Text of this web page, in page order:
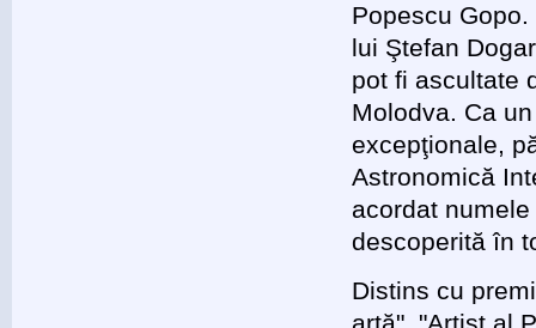
Popescu
lui Ştefan
pot fi ascultate
Molodva. Ca
excepţionale,
Astronomică
acordat
descoperită în
Distins cu